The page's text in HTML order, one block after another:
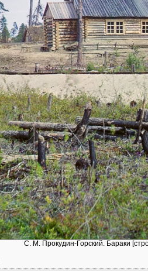
С. М. Прокудин-Горский. Бараки